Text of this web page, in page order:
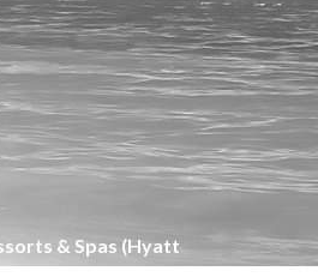
& Spas (Hyatt